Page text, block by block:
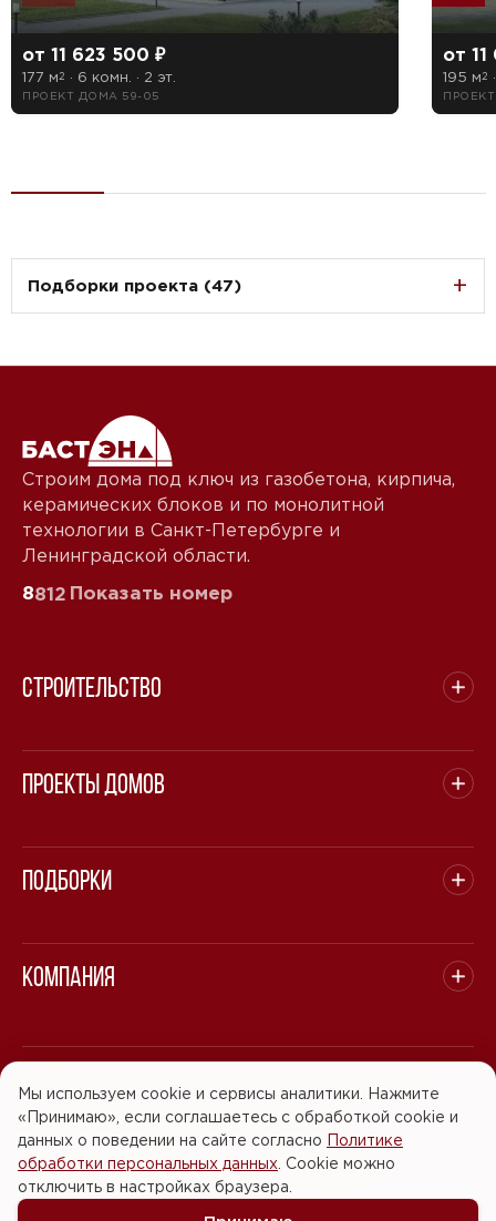
от 11 623 500 ₽
177 м 2 · 6 комн. · 2 эт.
ПРОЕКТ ДОМА 59-05
от
195 м 2
Подборки проекта (47)
Строим дома под ключ из газобетона, кирпича,
керамических блоков и по монолитной
технологии в Санкт-Петербурге и
Ленинградской области.
8812 Показать номер
Строительство
Проекты домов
Подборки
Компания
© 2008 - 2026 ООО "БАСТЭН". Все права защищены.
Политика обработки персональных данных
Согласие на обработку персональных данных
Мы используем cookie и сервисы аналитики. Нажмите
«Принимаю», если соглашаетесь с обработкой cookie и
данных о поведении на сайте согласно Политике
обработки персональных данных . Cookie можно
отключить в настройках браузера.